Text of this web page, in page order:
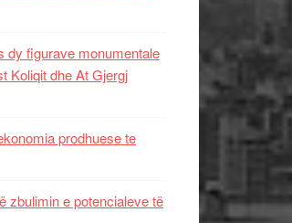
dy figurave monumentale
Koliqit dhe At Gjergj
prodhuese te
zbulimin e potencialeve të